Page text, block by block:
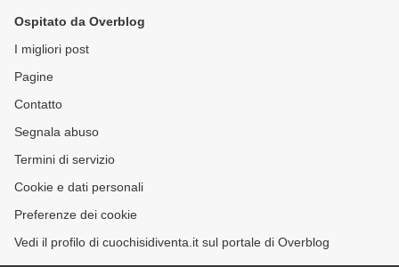
Ospitato da Overblog
I migliori post
Pagine
Contatto
Segnala abuso
Termini di servizio
Cookie e dati personali
Preferenze dei cookie
Vedi il profilo di cuochisidiventa.it sul portale di Overblog